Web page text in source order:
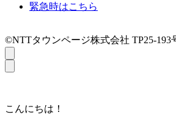
緊急時はこちら
©NTTタウンページ株式会社 TP25-193
こんにちは！